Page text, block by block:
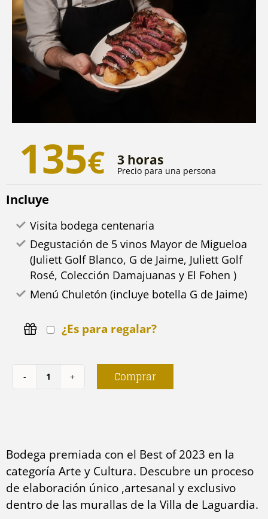
135€ 3 horas
Precio para una persona
Incluye
Visita bodega centenaria
Degustación de 5 vinos Mayor de Migueloa
(Juliett Golf Blanco, G de Jaime, Juliett Golf
Rosé, Colección Damajuanas y El Fohen )
Menú Chuletón (incluye botella G de Jaime)
¿Es para regalar?
El
en
un
Palacio
Centenario
Comprar
Bodega premiada con el Best of 2023 en la
categoría Arte y Cultura. Descubre un proceso
de elaboración único ,artesanal y exclusivo
dentro de las murallas de la Villa de Laguardia.